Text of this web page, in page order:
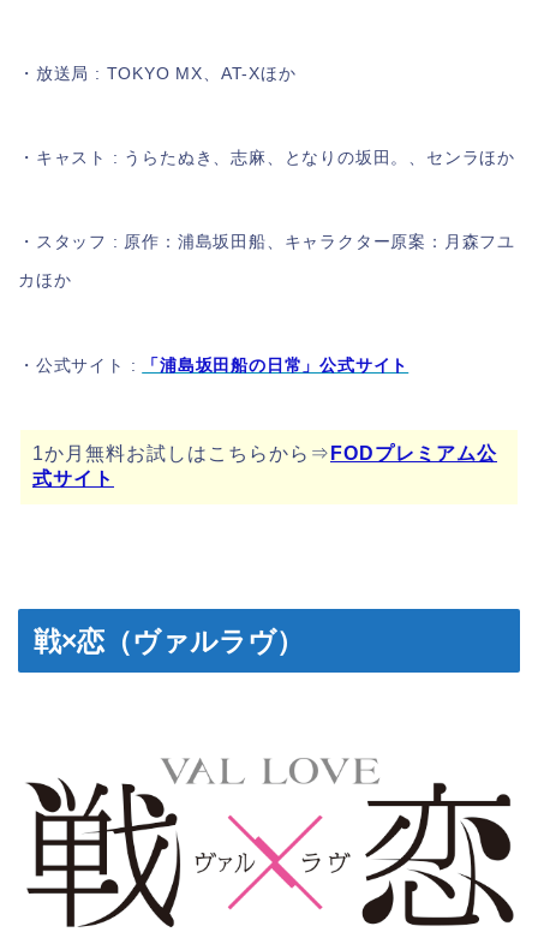
・放送局 : TOKYO MX、AT-Xほか
・キャスト : うらたぬき、志麻、となりの坂田。、センラほか
・スタッフ : 原作：浦島坂田船、キャラクター原案：月森フユ
カほか
・公式サイト : 「浦島坂田船の日常」公式サイト
1か月無料お試しはこちらから⇒ FODプレミアム公
式サイト
戦×恋（ヴァルラヴ）